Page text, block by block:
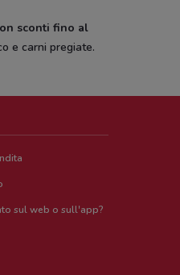
sconti fino al
e carni pregiate.
sul web o sull'app?